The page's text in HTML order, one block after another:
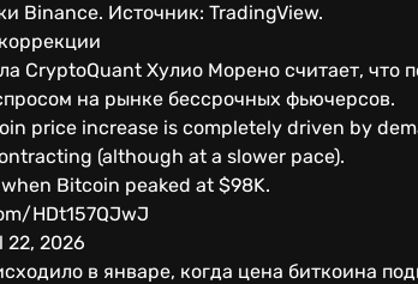
Binance. Источник: TradingView.
CryptoQuant Хулио Морено считает, что
на рынке бессрочных фьючерсов.
price increase is completely driven by
(although at a slower pace).
Bitcoin peaked at $98K.
HDt157QJwJ
22, 2026
в январе, когда цена биткоина